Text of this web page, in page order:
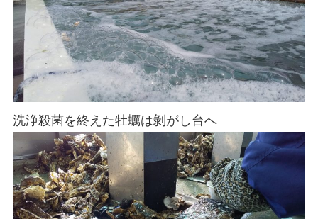
洗浄殺菌を終えた牡蠣は剝がし台へ